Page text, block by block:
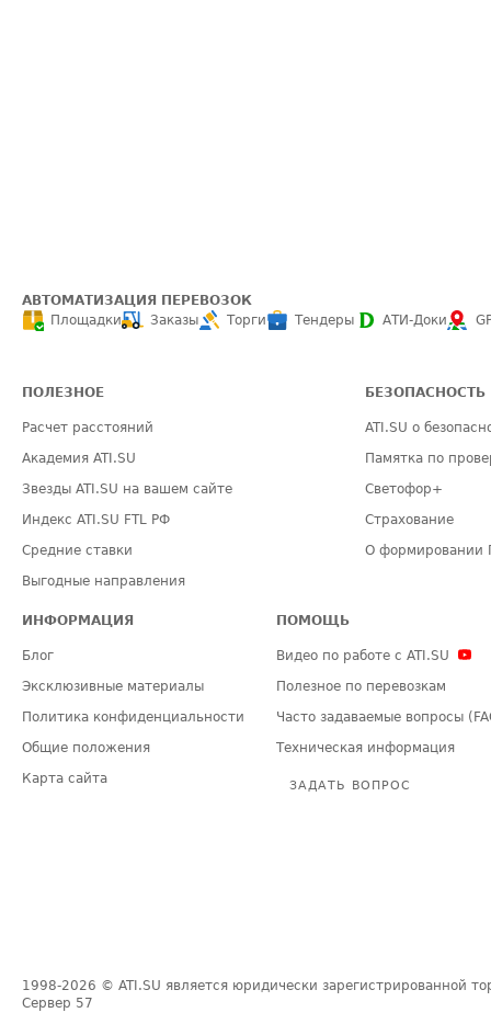
АВТОМАТИЗАЦИЯ ПЕРЕВОЗОК
Площадки
Заказы Торги Тендеры АТИ-Доки
ПОЛЕЗНОЕ
Расчет расстояний
Академия ATI.SU
Звезды ATI.SU на вашем сайте
Индекс ATI.SU FTL РФ
Средние ставки
Выгодные направления
БЕЗОПАСНОСТЬ
ATI.SU о
Памятка по
Светофор+
Страхование
О формировании
ИНФОРМАЦИЯ
Блог
Эксклюзивные материалы
Политика конфиденциальности
Общие положения
Карта сайта
ПОМОЩЬ
Видео по работе с ATI.SU
Полезное по перевозкам
Часто задаваемые вопросы
Техническая информация
ЗАДАТЬ ВОПРОС
1998-2026 © ATI.SU является юридически зарегистрированной
Сервер 57